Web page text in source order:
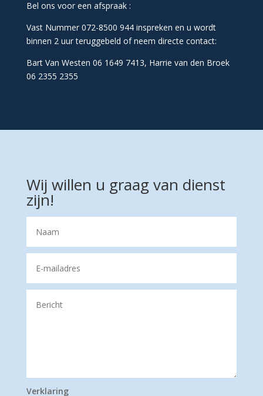
Bel ons voor een afspraak :
Vast Nummer 072-8500 944 inspreken en u wordt
binnen 2 uur teruggebeld of neem directe contact:
Bart Van Westen 06 1649 7413, Harrie van den Broek
06 2355 2355
Wij willen u graag van dienst
zijn!
Verklaring